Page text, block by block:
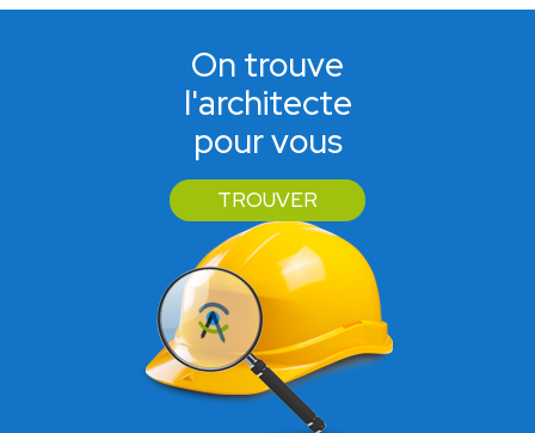
On trouve
l'architecte
pour vous
TROUVER